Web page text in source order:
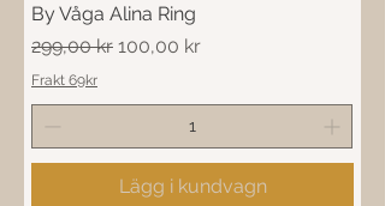
By Våga Alina Ring
Ordinarie pris
299,00 kr Reapris
100,00 kr
Frakt 69kr
Lägg i kundvagn